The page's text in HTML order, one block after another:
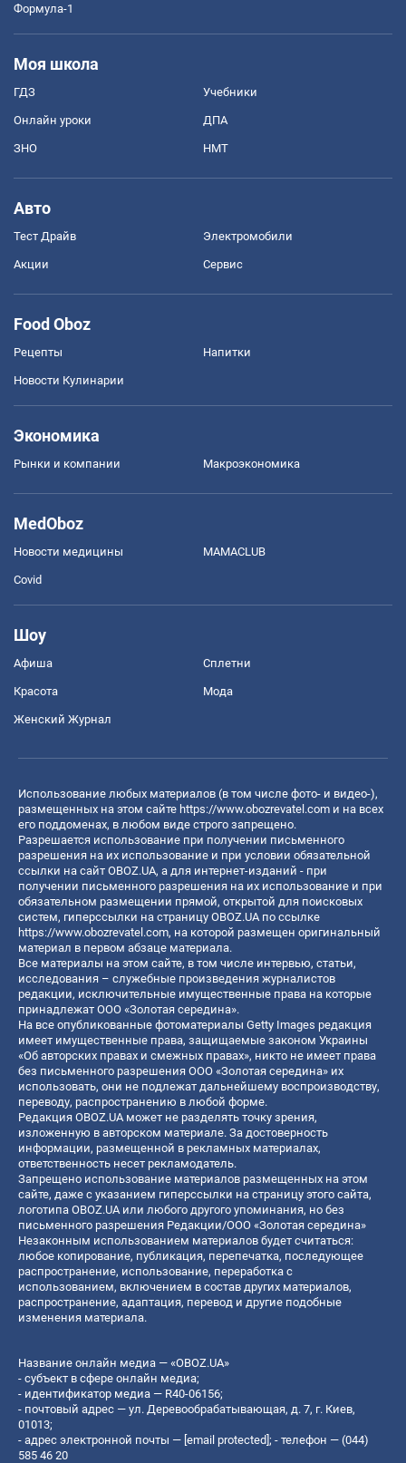
Формула-1
Моя школа
ГДЗ Учебники
Онлайн уроки ДПА
ЗНО НМТ
Авто
Тест Драйв Электромобили
Акции Сервис
Food Oboz
Рецепты Напитки
Новости Кулинарии
Экономика
Рынки и компании Mакроэкономика
MedOboz
Новости медицины MAMACLUB
Covid
Шоу
Афиша Сплетни
Красота Мода
Женский Журнал
Использование любых материалов (в том числе фото- и видео-),
размещенных на этом сайте https://www.obozrevatel.com и на всех
его поддоменах, в любом виде строго запрещено.
Разрешается использование при получении письменного
разрешения на их использование и при условии обязательной
ссылки на сайт OBOZ.UA, а для интернет-изданий - при
получении письменного разрешения на их использование и при
обязательном размещении прямой, открытой для поисковых
систем, гиперссылки на страницу OBOZ.UA по ссылке
https://www.obozrevatel.com, на которой размещен оригинальный
материал в первом абзаце материала.
Все материалы на этом сайте, в том числе интервью, статьи,
исследования – служебные произведения журналистов
редакции, исключительные имущественные права на которые
принадлежат ООО «Золотая середина».
На все опубликованные фотоматериалы Getty Images редакция
имеет имущественные права, защищаемые законом Украины
«Об авторских правах и смежных правах», никто не имеет права
без письменного разрешения ООО «Золотая середина» их
использовать, они не подлежат дальнейшему воспроизводству,
переводу, распространению в любой форме.
Редакция OBOZ.UA может не разделять точку зрения,
изложенную в авторском материале. За достоверность
информации, размещенной в рекламных материалах,
ответственность несет рекламодатель.
Запрещено использование материалов размещенных на этом
сайте, даже с указанием гиперссылки на страницу этого сайта,
логотипа OBOZ.UA или любого другого упоминания, но без
письменного разрешения Редакции/ООО «Золотая середина»
Незаконным использованием материалов будет считаться:
любое копирование, публикация, перепечатка, последующее
распространение, использование, переработка с
использованием, включением в состав других материалов,
распространение, адаптация, перевод и другие подобные
изменения материала.
Название онлайн медиа — «OBOZ.UA»
- субъект в сфере онлайн медиа;
- идентификатор медиа — R40-06156;
- почтовый адрес — ул. Деревообрабатывающая, д. 7, г. Киев,
01013;
- адрес электронной почты — [email protected] ; - телефон — (044)
585 46 20